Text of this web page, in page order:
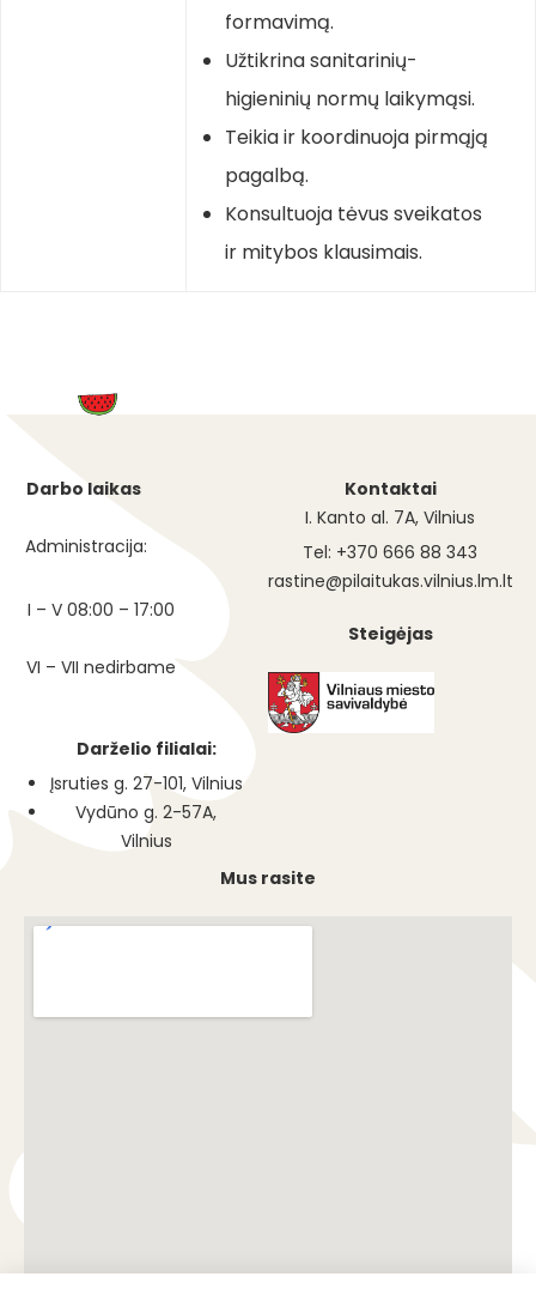
formavimą.
Užtikrina sanitarinių-
higieninių normų laikymąsi.
Teikia ir koordinuoja pirmąją
pagalbą.
Konsultuoja tėvus sveikatos
ir mitybos klausimais.
Darbo laikas
Administracija:
I – V 08:00 – 17:00
VI – VII nedirbame
Darželio filialai:
Įsruties g. 27-101, Vilnius
Vydūno g. 2-57A,
Vilnius
Kontaktai
I. Kanto al. 7A, Vilnius
Tel: +370 666 88 343
rastine@pilaitukas.vilnius.lm.lt
Steigėjas
Mus rasite